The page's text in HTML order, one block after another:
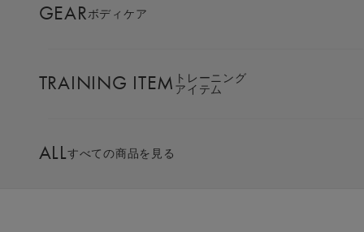
GEARボディケア
TRAINING ITEM トレーニング
アイテム
ALLすべての商品を見る
商品購入へ